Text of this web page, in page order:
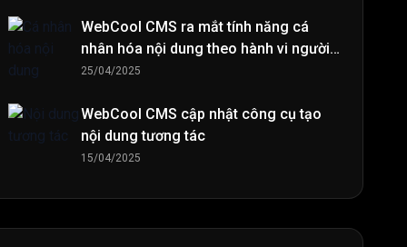
WebCool CMS ra mắt tính năng cá
nhân hóa nội dung theo hành vi người
đọc
25/04/2025
WebCool CMS cập nhật công cụ tạo
nội dung tương tác
15/04/2025